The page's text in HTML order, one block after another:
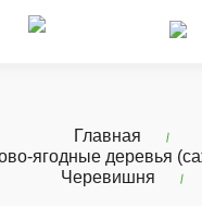
Главная
ягодные деревья
Черевишня